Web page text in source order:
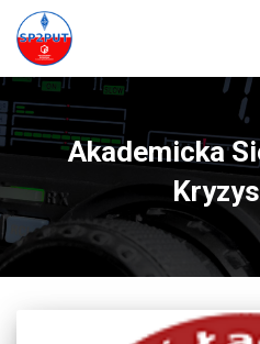
Akademicka